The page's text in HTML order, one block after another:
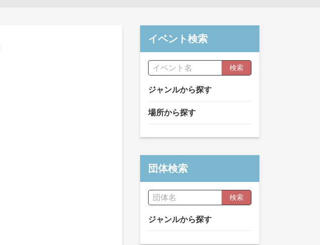
イベント検索
検索
ジャンルから探す
場所から探す
団体検索
検索
ジャンルから探す